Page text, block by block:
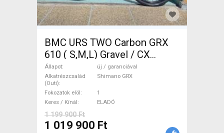
BMC URS TWO Carbon GRX
610 ( S,M,L) Gravel / CX
Shimano GRX tárcsafék új /
garanciával ELADÓ
Állapot
új / garanciával
Alkatrészcsalád
(Outi)
Shimano GRX
Fokozatok elöl
1
Keres / Kínál
ELADÓ
1 199 900 Ft
1 019 900 Ft